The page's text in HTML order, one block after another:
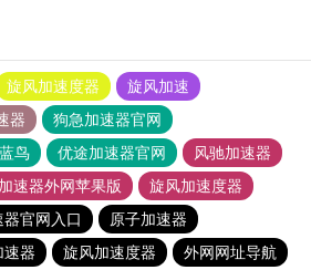
旋风加速度器
旋风加速
器
狗急加速器官网
鸟 优途加速器官网
风驰加速器
速器外网苹果版
旋风加速度器
官网入口
原子加速器
速器 旋风加速度器
外网网址导航